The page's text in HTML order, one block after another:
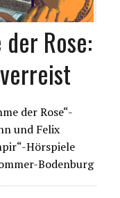
Rose:
der Rose“-
und Felix
Hörspiele
Bodenburg